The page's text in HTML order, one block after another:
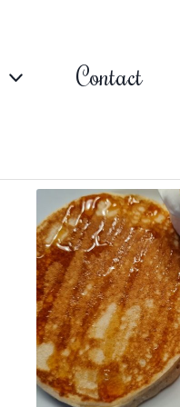
Contact